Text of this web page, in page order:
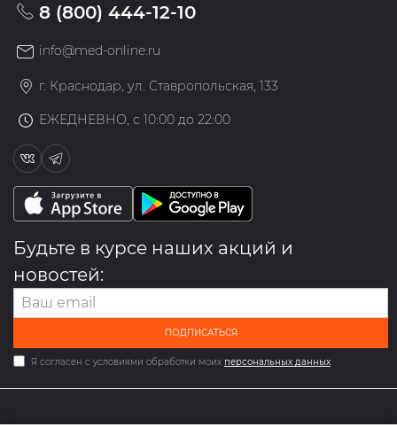
8 (800) 444-12-10
info@med-online.ru
г. Краснодар, ул. Ставропольская, 133
ЕЖЕДНЕВНО, с 10:00 до 22:00
Будьте в курсе наших акций и
новостей:
ПОДПИСАТЬСЯ
Я согласен с условиями обработки моих персональных данных